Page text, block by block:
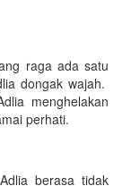
raga ada satu
dongak wajah.
menghelakan
perhati.
berasa tidak